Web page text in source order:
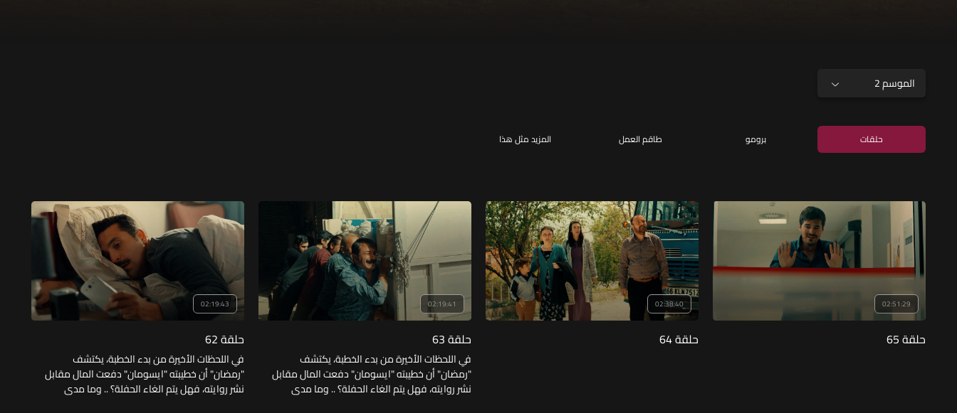
الموسم 2
حلقات برومو طاقم العمل المزيد مثل هذا
02:51:29
حلقة 65
02:38:40
حلقة 64
02:19:41
حلقة 63
في اللحظات الأخيرة من بدء الخطبة، يكتشف
"رمضان" أن خطيبته "ايسومان" دفعت المال مقابل
نشر روايته، فهل يتم الغاء الحفلة؟ .. وما مدى
02:19:43
حلقة 62
في اللحظات الأخيرة من بدء الخطبة، يكتشف
"رمضان" أن خطيبته "ايسومان" دفعت المال مقابل
نشر روايته، فهل يتم الغاء الحفلة؟ .. وما مدى